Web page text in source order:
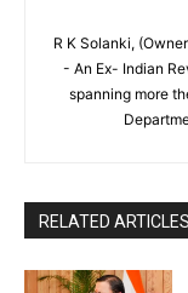
R K Solanki,
- An Ex- Indian
spanning more
RELATED ARTICLES